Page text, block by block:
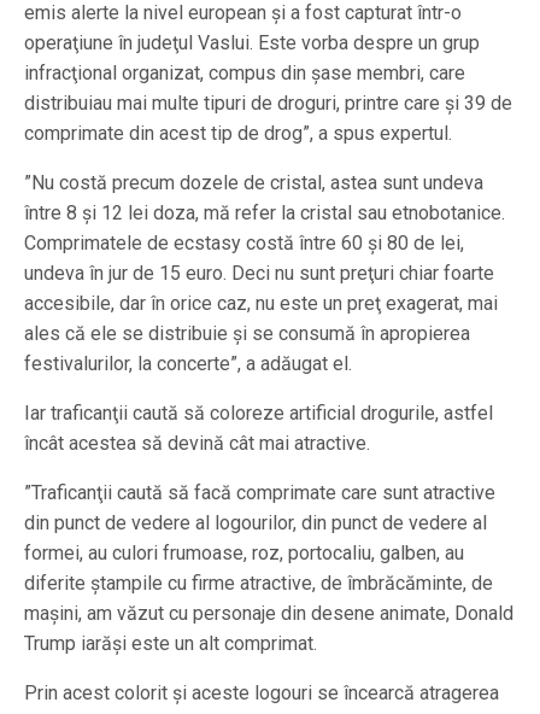
emis alerte la nivel european şi a fost capturat într-o
operaţiune în judeţul Vaslui. Este vorba despre un grup
infracţional organizat, compus din șase membri, care
distribuiau mai multe tipuri de droguri, printre care şi 39 de
comprimate din acest tip de drog”, a spus expertul.
”Nu costă precum dozele de cristal, astea sunt undeva
între 8 şi 12 lei doza, mă refer la cristal sau etnobotanice.
Comprimatele de ecstasy costă între 60 şi 80 de lei,
undeva în jur de 15 euro. Deci nu sunt preţuri chiar foarte
accesibile, dar în orice caz, nu este un preţ exagerat, mai
ales că ele se distribuie şi se consumă în apropierea
festivalurilor, la concerte”, a adăugat el.
Iar traficanţii caută să coloreze artificial drogurile, astfel
încât acestea să devină cât mai atractive.
”Traficanţii caută să facă comprimate care sunt atractive
din punct de vedere al logourilor, din punct de vedere al
formei, au culori frumoase, roz, portocaliu, galben, au
diferite ştampile cu firme atractive, de îmbrăcăminte, de
maşini, am văzut cu personaje din desene animate, Donald
Trump iarăşi este un alt comprimat.
Prin acest colorit şi aceste logouri se încearcă atragerea